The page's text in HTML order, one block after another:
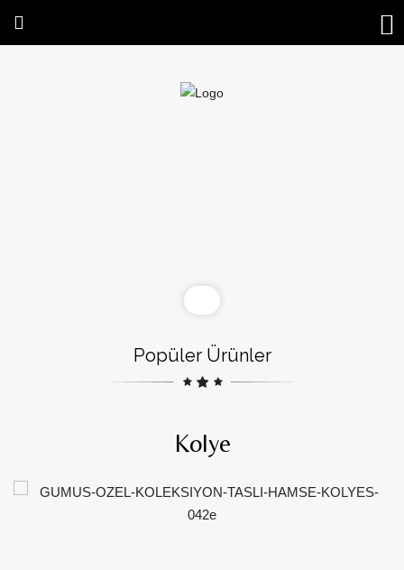
Popüler Ürünler
Kolye